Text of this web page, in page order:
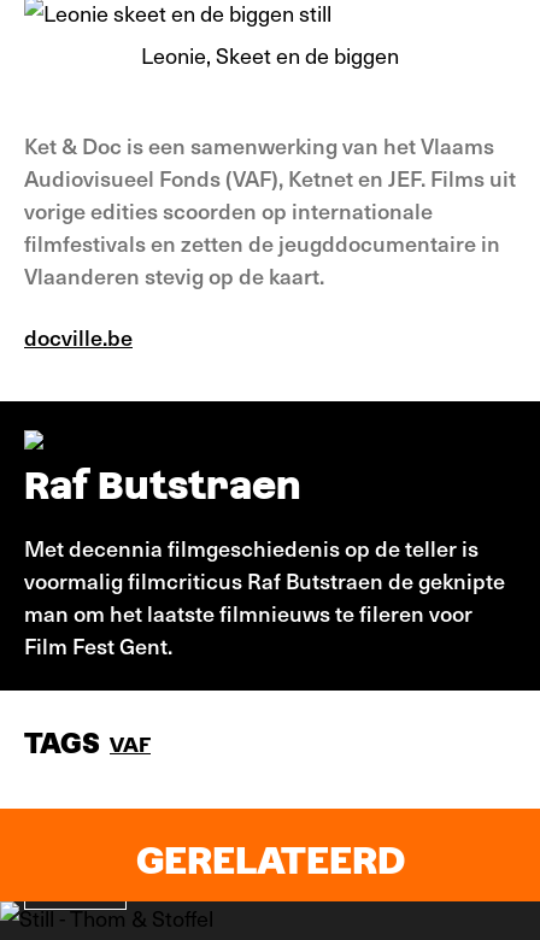
Leonie, Skeet en de biggen
Ket & Doc is een samenwerking van het Vlaams
Audiovisueel Fonds (VAF), Ketnet en JEF. Films uit
vorige edities scoorden op internationale
filmfestivals en zetten de jeugddocumentaire in
Vlaanderen stevig op de kaart.
docville.be
Raf Butstraen
Met decennia filmgeschiedenis op de teller is
voormalig filmcriticus Raf Butstraen de geknipte
man om het laatste filmnieuws te fileren voor
Film Fest Gent.
TAGS VAF
GERELATEERD